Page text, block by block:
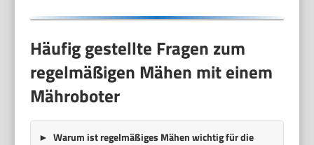
Häufig gestellte Fragen zum
regelmäßigen Mähen mit einem
Mähroboter
Warum ist regelmäßiges Mähen wichtig für die